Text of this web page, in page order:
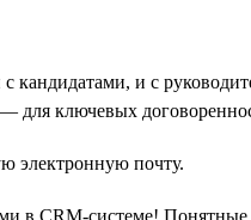
и с
ключевых
электронную почту.
в CRM-системе!